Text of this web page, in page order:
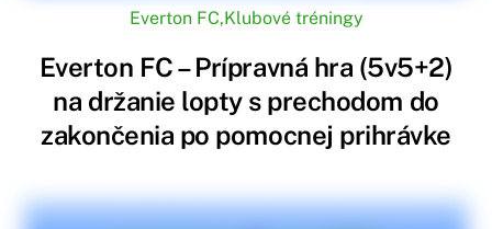
Everton FC,Klubové tréningy
Everton FC – Prípravná hra (5v5+2)
na držanie lopty s prechodom do
zakončenia po pomocnej prihrávke